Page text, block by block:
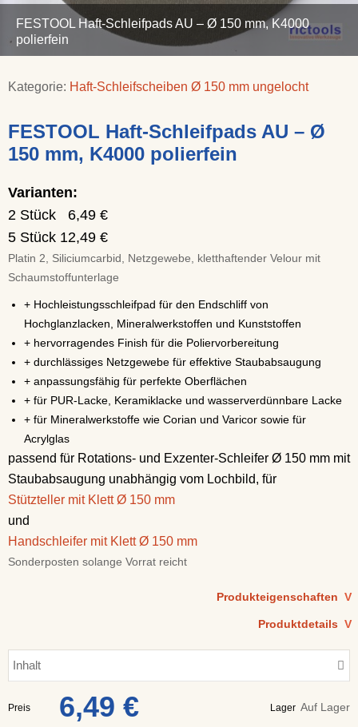
FESTOOL Haft-Schleifpads AU – Ø 150 mm, K4000
polierfein
Kategorie: Haft-Schleifscheiben Ø 150 mm ungelocht
FESTOOL Haft-Schleifpads AU – Ø
150 mm, K4000 polierfein
Varianten:
2 Stück 6,49 €
5 Stück 12,49 €
Platin 2, Siliciumcarbid, Netzgewebe, kletthaftender Velour mit
Schaumstoffunterlage
+ Hochleistungsschleifpad für den Endschliff von
Hochglanzlacken, Mineralwerkstoffen und Kunststoffen
+ hervorragendes Finish für die Poliervorbereitung
+ durchlässiges Netzgewebe für effektive Staubabsaugung
+ anpassungsfähig für perfekte Oberflächen
+ für PUR-Lacke, Keramiklacke und wasserverdünnbare Lacke
+ für Mineralwerkstoffe wie Corian und Varicor sowie für
Acrylglas
passend für Rotations- und Exzenter-Schleifer Ø 150 mm mit
Staubabsaugung unabhängig vom Lochbild, für
Stützteller mit Klett Ø 150 mm
und
Handschleifer mit Klett Ø 150 mm
Sonderposten solange Vorrat reicht
Produkteigenschaften V
Produktdetails V
Inhalt
Preis 6,49 € Lager Auf Lager